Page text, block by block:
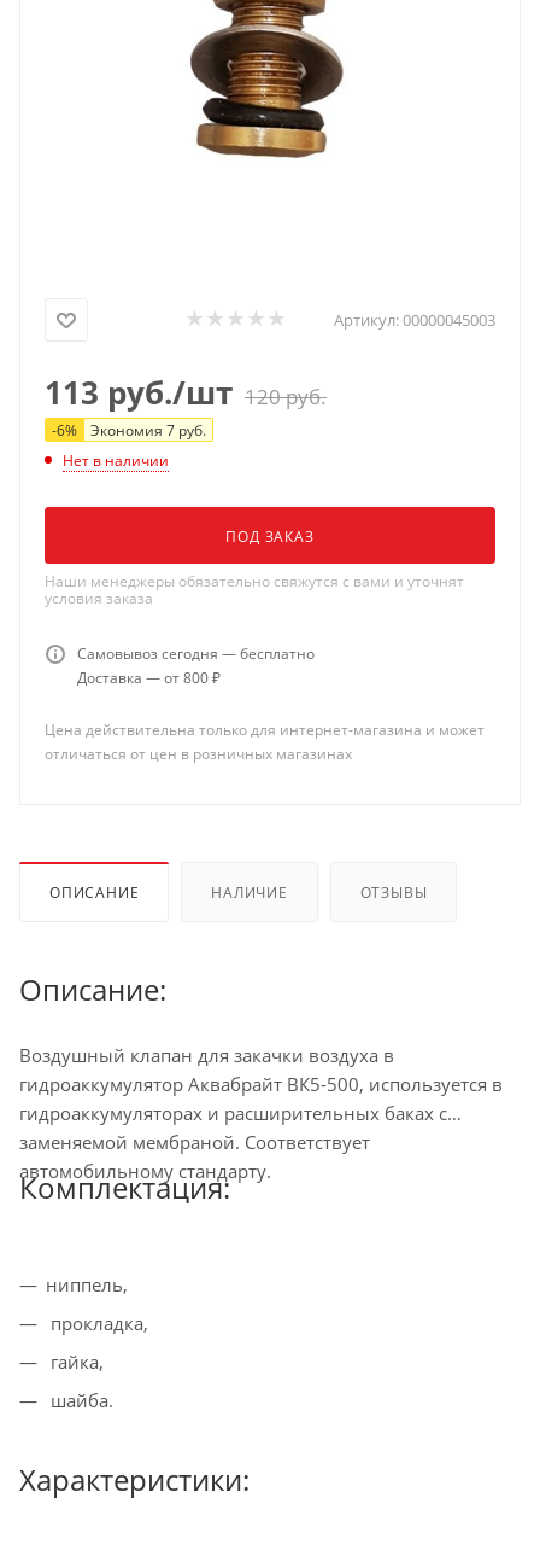
Артикул:00000045003
113 руб./шт 120руб.
-6% Экономия 7 руб.
Нет в наличии
ПОД ЗАКАЗ
Наши менеджеры обязательно свяжутся с вами и уточнят
условия заказа
Самовывоз сегодня — бесплатно
Доставка — от 800 ₽
Цена действительна только для интернет-магазина и может
отличаться от цен в розничных магазинах
ОПИСАНИЕ НАЛИЧИЕ ОТЗЫВЫ
Описание:
Воздушный клапан для закачки воздуха в
гидроаккумулятор Аквабрайт ВК5-500, используется в
гидроаккумуляторах и расширительных баках с
заменяемой мембраной. Соответствует
автомобильному стандарту.
Комплектация:
ниппель,
прокладка,
гайка,
шайба.
Характеристики: